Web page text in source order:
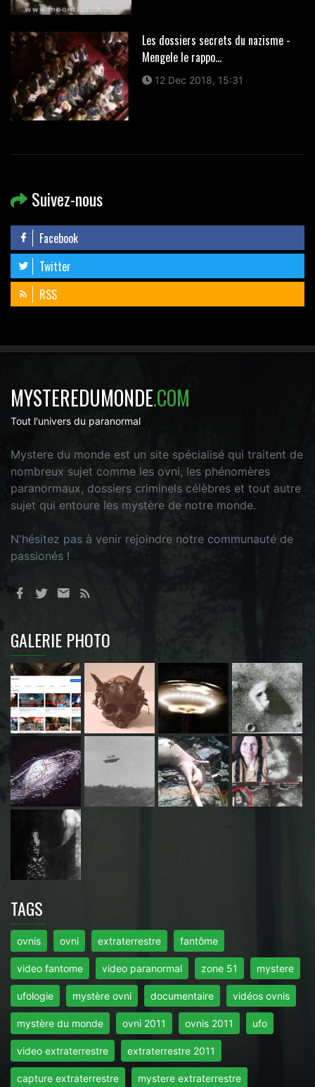
Les dossiers secrets du nazisme -
Mengele le rappo...
12 Dec 2018, 15:31
Suivez-nous
Facebook
Twitter
RSS
MYSTEREDUMONDE.COM
Tout l'univers du paranormal
Mystere du monde est un site spécialisé qui traitent de
nombreux sujet comme les ovni, les phénomères
paranormaux, dossiers criminels célèbres et tout autre
sujet qui entoure les mystère de notre monde.
N'hésitez pas à venir rejoindre notre communauté de
passionés !
GALERIE PHOTO
TAGS
ovnis ovni extraterrestre fantôme
video fantome video paranormal zone 51 mystere
ufologie mystère ovni documentaire vidéos ovnis
mystère du monde ovni 2011 ovnis 2011 ufo
video extraterrestre extraterrestre 2011
capture extraterrestre mystere extraterrestre